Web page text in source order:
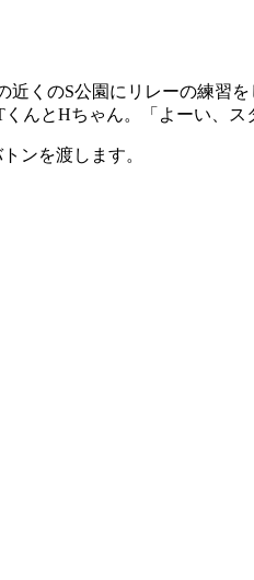
くのS公園にリレーの練習
んとHちゃん。「よーい、ス
ンを渡します。